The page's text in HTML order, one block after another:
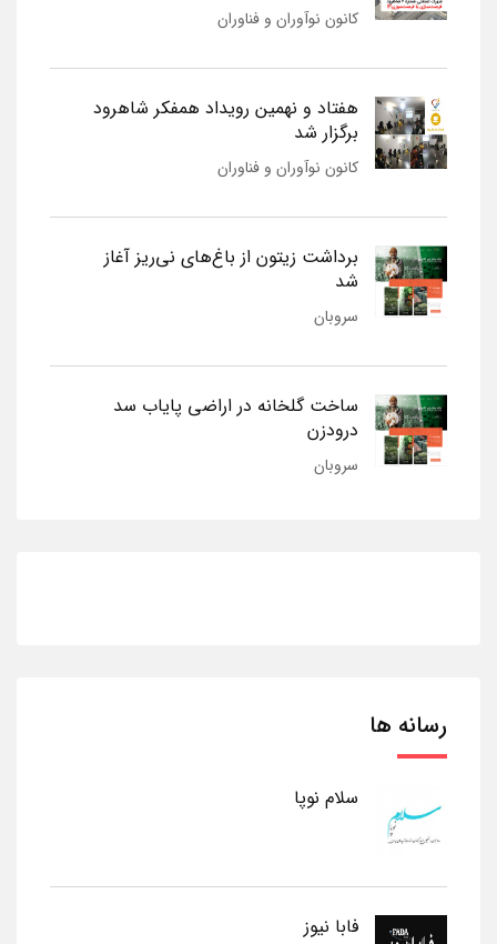
کانون نوآوران و فناوران
هفتاد و نهمین رویداد همفکر شاهرود
برگزار شد
کانون نوآوران و فناوران
برداشت زیتون از باغ‌های نی‌ریز آغاز
شد
سروبان
ساخت گلخانه در اراضی پایاب سد
درودزن
سروبان
رسانه ها
سلام نوپا
فابا نیوز